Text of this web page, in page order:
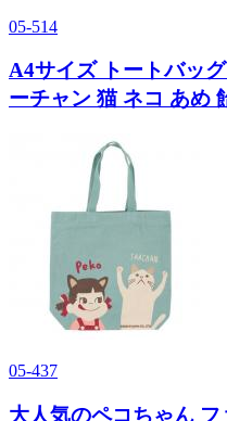
05-514
A4サイズ トートバッ
ーチャン 猫 ネコ あめ
05-437
大人気のペコちゃん